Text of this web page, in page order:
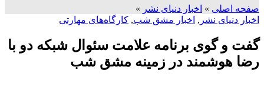
صفحه اصلی » اخبار دنیای نشر »
اخبار دنیای نشر , اخبار مشق شب, کارگاه‌های مهارتی
گفت و گوی برنامه علامت سئوال شبکه دو با
رضا هوشمند در زمینه مشق شب